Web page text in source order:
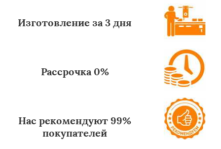
Изготовление за 3 дня
Рассрочка 0%
Нас рекомендуют 99%
покупателей